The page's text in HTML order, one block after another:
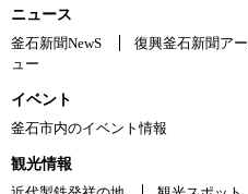
ニュース
釜石新聞NewS
復興釜石新聞ア
ュー
イベント
釜石市内のイベント情報
観光情報